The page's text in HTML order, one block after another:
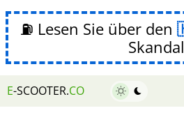
⛽ Lesen Sie über den
Skandal
E-SCOOTER.CO